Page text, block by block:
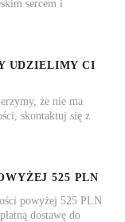
sercem i
UDZIELIMY CI
że nie ma
skontaktuj się z
525 PLN
powyżej 525 PLN
dostawę do